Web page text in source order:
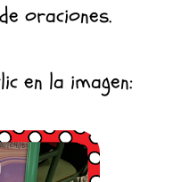
oraciones.
en la imagen: